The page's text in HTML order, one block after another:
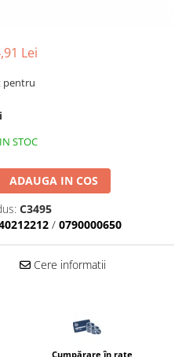
Lei
pentru
spatii
IN STOC
ADAUGA IN COS
C3495
/ 0790000650
Cere informatii
Cumpărare în rate